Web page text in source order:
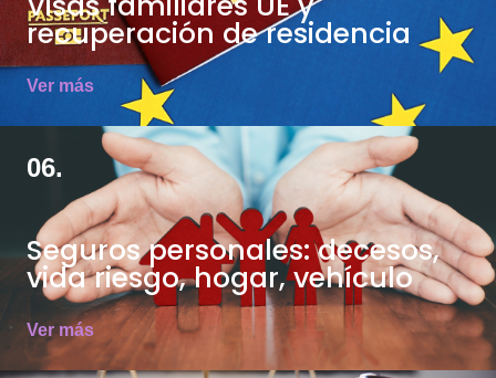
recuperación de residencia
Ver más
06.
Seguros personales: decesos,
vida riesgo, hogar, vehículo
Ver más